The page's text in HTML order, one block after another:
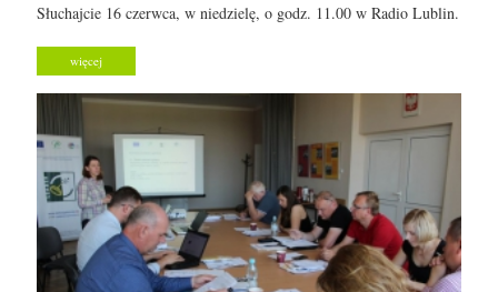
Słuchajcie 16 czerwca, w niedzielę, o godz. 11.00 w Radio Lublin.
więcej